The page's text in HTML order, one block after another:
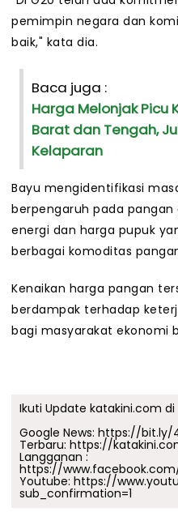
pemimpin negara dan
baik," kata dia.
Baca juga :
Harga Melonjak Picu
Barat dan Tengah,
Kelaparan
Bayu mengidentifikasi
berpengaruh pada
energi dan harga pupuk
berbagai komoditas
Kenaikan harga pangan
berdampak terhadap
bagi masyarakat ekonomi
Ikuti Update katakini.com di
Google News: https://bit.ly/
Terbaru: https://
Langganan :
https://
Youtube: https://
sub_confirmation=1